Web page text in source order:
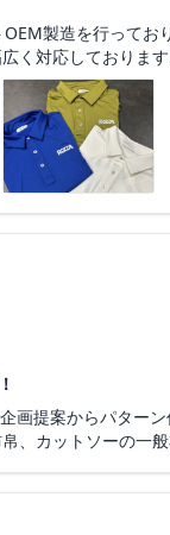
製造を行ってお
く対応しておりま
画提案からパター
、カットソーの一